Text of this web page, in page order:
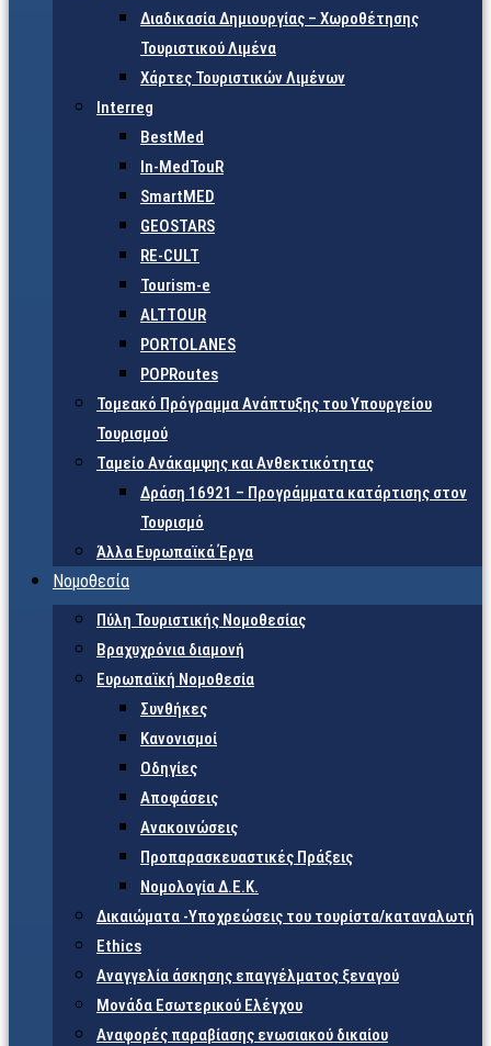
Διαδικασία Δημιουργίας – Χωροθέτησης
Τουριστικού Λιμένα
Χάρτες Τουριστικών Λιμένων
Interreg
BestMed
In-MedTouR
SmartMED
GEOSTARS
RE-CULT
Tourism-e
ALTTOUR
PORTOLANES
POPRoutes
Τομεακό Πρόγραμμα Ανάπτυξης του Υπουργείου
Τουρισμού
Ταμείο Ανάκαμψης και Ανθεκτικότητας
Δράση 16921 – Προγράμματα κατάρτισης στον
Τουρισμό
Άλλα Ευρωπαϊκά Έργα
Νομοθεσία
Πύλη Τουριστικής Νομοθεσίας
Βραχυχρόνια διαμονή
Ευρωπαϊκή Νομοθεσία
Συνθήκες
Κανονισμοί
Οδηγίες
Αποφάσεις
Ανακοινώσεις
Προπαρασκευαστικές Πράξεις
Νομολογία Δ.Ε.Κ.
Δικαιώματα -Υποχρεώσεις του τουρίστα/καταναλωτή
Ethics
Αναγγελία άσκησης επαγγέλματος ξεναγού
Μονάδα Εσωτερικού Ελέγχου
Αναφορές παραβίασης ενωσιακού δικαίου